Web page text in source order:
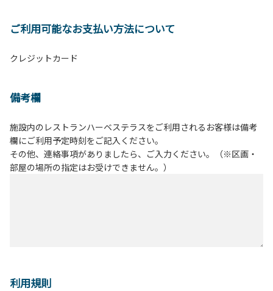
ご利用可能なお支払い方法について
クレジットカード
備考欄
施設内のレストランハーベステラスをご利用されるお客様は備考
欄にご利用予定時刻をご記入ください。
その他、連絡事項がありましたら、ご入力ください。（※区画・
部屋の場所の指定はお受けできません。）
利用規則